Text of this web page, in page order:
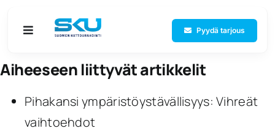
Pyydä tarjous
Toggle
Etusivu
Palvelut
Aiheeseen liittyvät artikkelit
Pihakansi ympäristöystävällisyys: Vihreät
vaihtoehdot